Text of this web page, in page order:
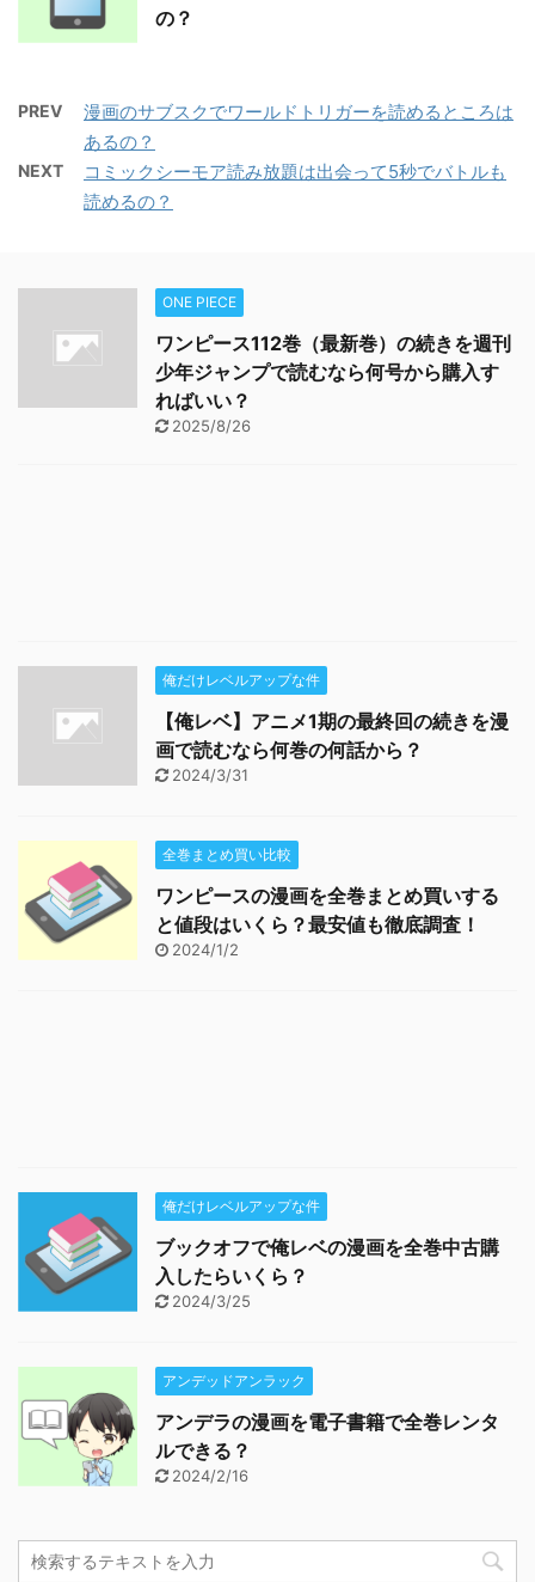
の？
PREV
漫画のサブスクでワールドトリガーを読めるところは
あるの？
NEXT
コミックシーモア読み放題は出会って5秒でバトルも
読めるの？
ONE PIECE
ワンピース112巻（最新巻）の続きを週刊
少年ジャンプで読むなら何号から購入す
ればいい？
2025/8/26
俺だけレベルアップな件
【俺レベ】アニメ1期の最終回の続きを漫
画で読むなら何巻の何話から？
2024/3/31
全巻まとめ買い比較
ワンピースの漫画を全巻まとめ買いする
と値段はいくら？最安値も徹底調査！
2024/1/2
俺だけレベルアップな件
ブックオフで俺レベの漫画を全巻中古購
入したらいくら？
2024/3/25
アンデッドアンラック
アンデラの漫画を電子書籍で全巻レンタ
ルできる？
2024/2/16